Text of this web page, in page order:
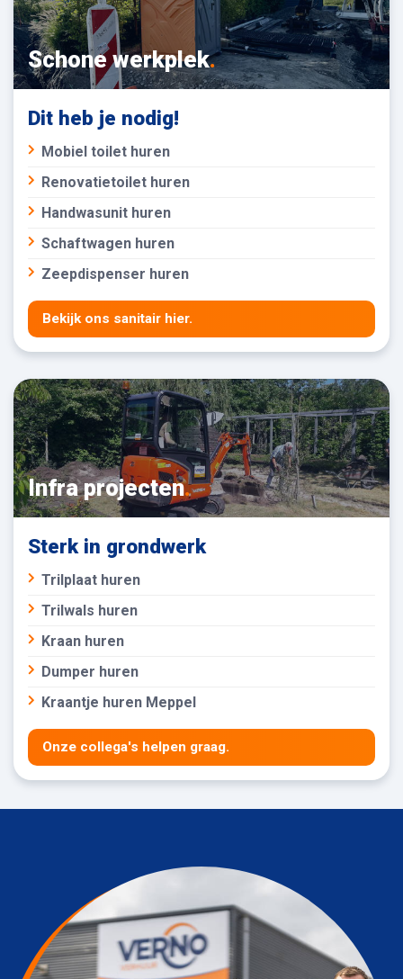
Schone werkplek.
Dit heb je nodig!
Mobiel toilet huren
Renovatietoilet huren
Handwasunit huren
Schaftwagen huren
Zeepdispenser huren
Bekijk ons sanitair hier.
Infra projecten.
Sterk in grondwerk
Trilplaat huren
Trilwals huren
Kraan huren
Dumper huren
Kraantje huren Meppel
Onze collega's helpen graag.